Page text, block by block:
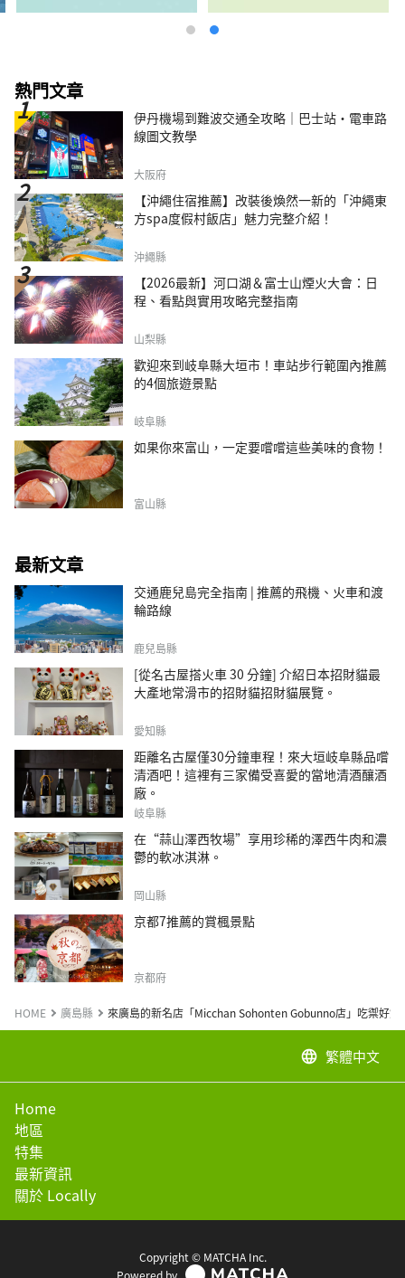
熱門文章
伊丹機場到難波交通全攻略｜巴士站・電車路
線圖文教學
大阪府
【沖繩住宿推薦】改裝後煥然一新的「沖繩東
方spa度假村飯店」魅力完整介紹！
沖繩縣
【2026最新】河口湖＆富士山煙火大會：日
程、看點與實用攻略完整指南
山梨縣
歡迎來到岐阜縣大垣市！車站步行範圍內推薦
的4個旅遊景點
岐阜縣
如果你來富山，一定要嚐嚐這些美味的食物！
富山縣
最新文章
交通鹿兒島完全指南 | 推薦的飛機、火車和渡
輪路線
鹿兒島縣
[從名古屋搭火車 30 分鐘] 介紹日本招財貓最
大產地常滑市的招財貓招財貓展覽。
愛知縣
距離名古屋僅30分鐘車程！來大垣岐阜縣品嚐
清酒吧！這裡有三家備受喜愛的當地清酒釀酒
廠。
岐阜縣
在“蒜山澤西牧場”享用珍稀的澤西牛肉和濃
鬱的軟冰淇淋。
岡山縣
京都7推薦的賞楓景點
京都府
HOME 廣島縣 來廣島的新名店「Micchan Sohonten Gobunno店」吃禦好燒
language 繁體中文
Home
地區
特集
最新資訊
關於 Locally
Copyright © MATCHA Inc.
Powered by